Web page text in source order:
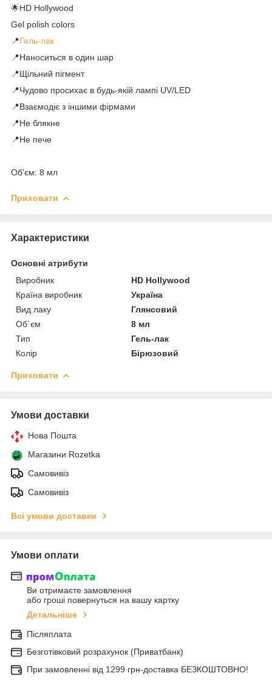
🌟HD Hollywood
Gel polish colors
📍Гель-лак
📍Наноситься в один шар
📍Щільний пігмент
📍Чудово просихає в будь-якій лампі UV/LED
📍Взаємодіє з іншими фірмами
📍Не блякне
📍Не пече
Об'єм: 8 мл
Приховати
Характеристики
Основні атрибути
Виробник
HD Hollywood
Країна виробник
Україна
Вид лаку
Глянсовий
Об`єм
8 мл
Тип
Гель-лак
Колір
Бірюзовий
Приховати
Умови доставки
Нова Пошта
Магазини Rozetka
Самовивіз
Самовивіз
Всі умови доставки
Умови оплати
Ви отримаєте замовлення
або гроші повернуться на вашу картку
Детальніше
Післяплата
Безготівковий розрахунок (Приватбанк)
При замовленні від 1299 грн-доставка БЕЗКОШТОВНО!